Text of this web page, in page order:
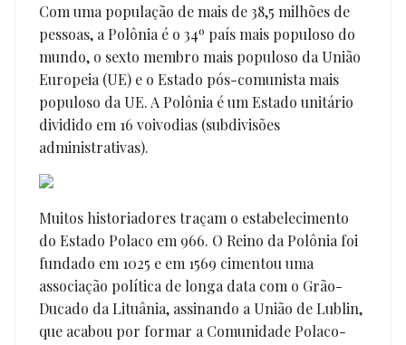
Com uma população de mais de 38,5 milhões de
pessoas, a Polônia é o 34º país mais populoso do
mundo, o sexto membro mais populoso da União
Europeia (UE) e o Estado pós-comunista mais
populoso da UE. A Polônia é um Estado unitário
dividido em 16 voivodias (subdivisões
administrativas).
Muitos historiadores traçam o estabelecimento
do Estado Polaco em 966. O Reino da Polônia foi
fundado em 1025 e em 1569 cimentou uma
associação política de longa data com o Grão-
Ducado da Lituânia, assinando a União de Lublin,
que acabou por formar a Comunidade Polaco-